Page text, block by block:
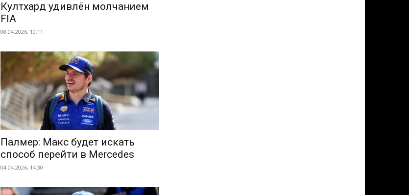
Култхард удивлён молчанием
FIA
08.04.2026, 10:11
Палмер: Макс будет искать
способ перейти в Mercedes
04.04.2026, 14:30